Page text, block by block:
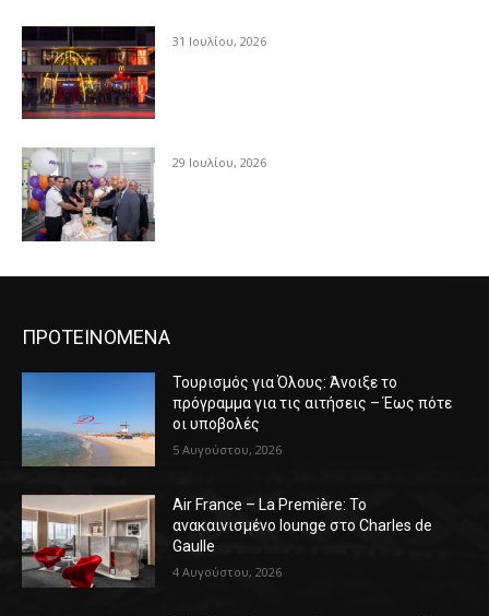
31 Ιουλίου, 2026
29 Ιουλίου, 2026
ΠΡΟΤΕΙΝΟΜΕΝΑ
Τουρισμός για Όλους: Άνοιξε το
πρόγραμμα για τις αιτήσεις – Έως πότε
οι υποβολές
5 Αυγούστου, 2026
Air France – La Première: Το
ανακαινισμένο lounge στο Charles de
Gaulle
4 Αυγούστου, 2026